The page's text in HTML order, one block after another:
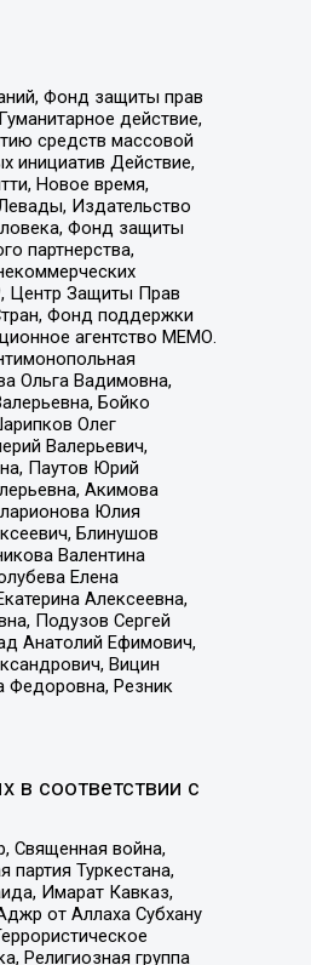
Фонд защиты прав
действие,
средств массовой
инициатив Действие,
Новое время,
Издательство
Фонд защиты
партнерства,
Центр Защиты Прав
Фонд поддержки
агентство МЕМО.
Ольга Вадимовна,
Бойко
Олег
Валерьевич,
Паутов Юрий
Акимова
Юлия
Блинушов
Валентина
Елена
Алексеевна,
Подузов Сергей
Анатолий Ефимович,
Вицин
Федоровна, Резник
в соответствии с
Священная война,
Туркестана,
Имарат Кавказ,
от Аллаха Субхану
Религиозная группа